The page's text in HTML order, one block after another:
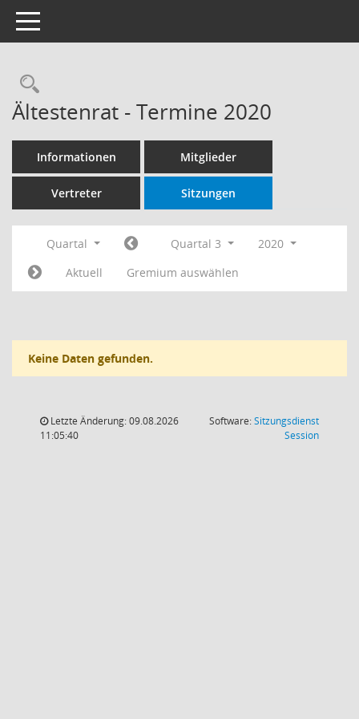
Toggle navigation
Rechercheauswahl
Ältestenrat - Termine 2020
Informationen Mitglieder
Vertreter Sitzungen
Quartal Quartal 3
2020
Aktuell
Gremium auswählen
Keine Daten gefunden.
Letzte Änderung: 09.08.2026
11:05:40
Software:Sitzungsdienst
Session(Wird in